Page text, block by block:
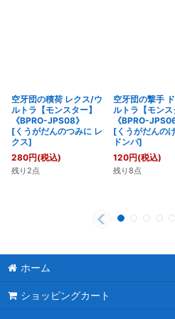
空牙団の積荷 レクス/ウ
ルトラ【モンスター】
《BPRO-JPS08》
[ くうがだんのつみに レ
クス]
280円(税込)
残り2点
空牙団の撃手
ルトラ【モンス
《BPRO-
[くうがだんの
ドンパ]
120円(税込)
残り8点
ホーム
ショッピングカート